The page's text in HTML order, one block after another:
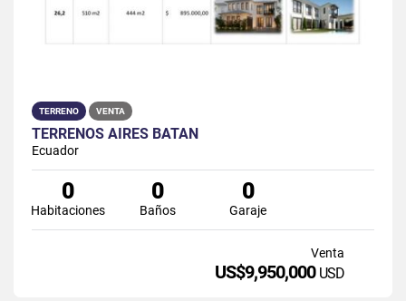
TERRENO VENTA
TERRENOS AIRES BATÁN
Ecuador
0
Habitaciones
0
Baños
0
Garaje
Venta
US$9,950,000 USD